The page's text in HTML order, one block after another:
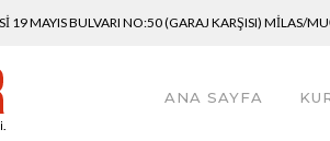
19 MAYIS BULVARI NO:50 (GARAJ KARŞISI) MILAS/
ANA SAYFA